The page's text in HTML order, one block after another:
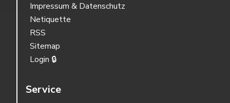
Impressum & Datenschutz
Netiquette
RSS
Sitemap
Login 🔒
Service